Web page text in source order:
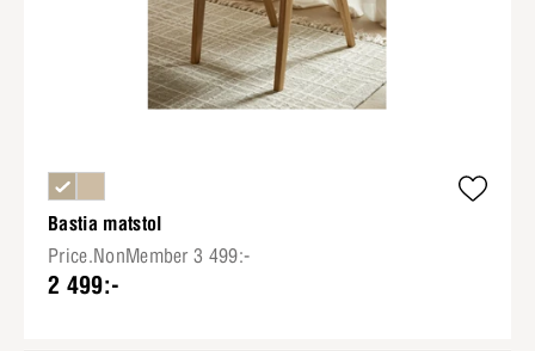
Bastia matstol
Price.NonMember 3 499:-
2 499:-